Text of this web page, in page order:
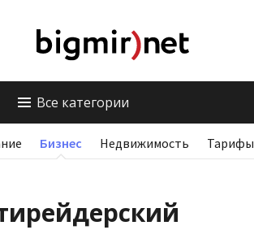
Все категории
Бизнес Недвижимость Тарифы